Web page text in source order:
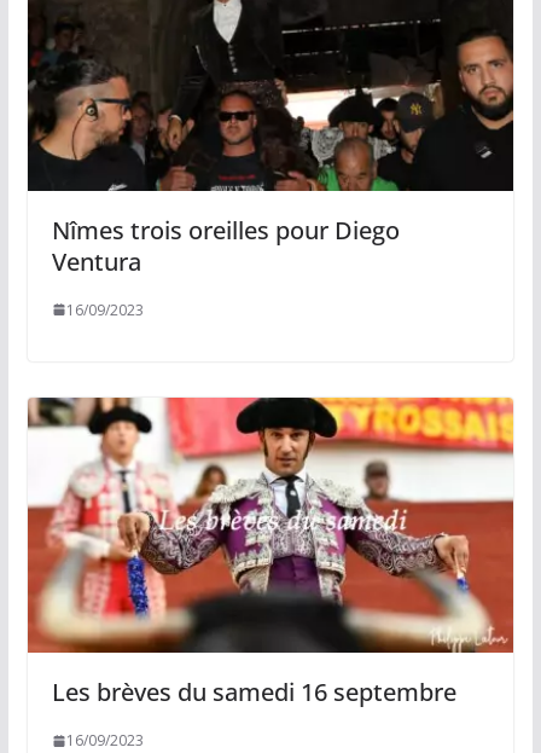
Nîmes trois oreilles pour Diego
Ventura
16/09/2023
Les brèves du samedi 16 septembre
16/09/2023